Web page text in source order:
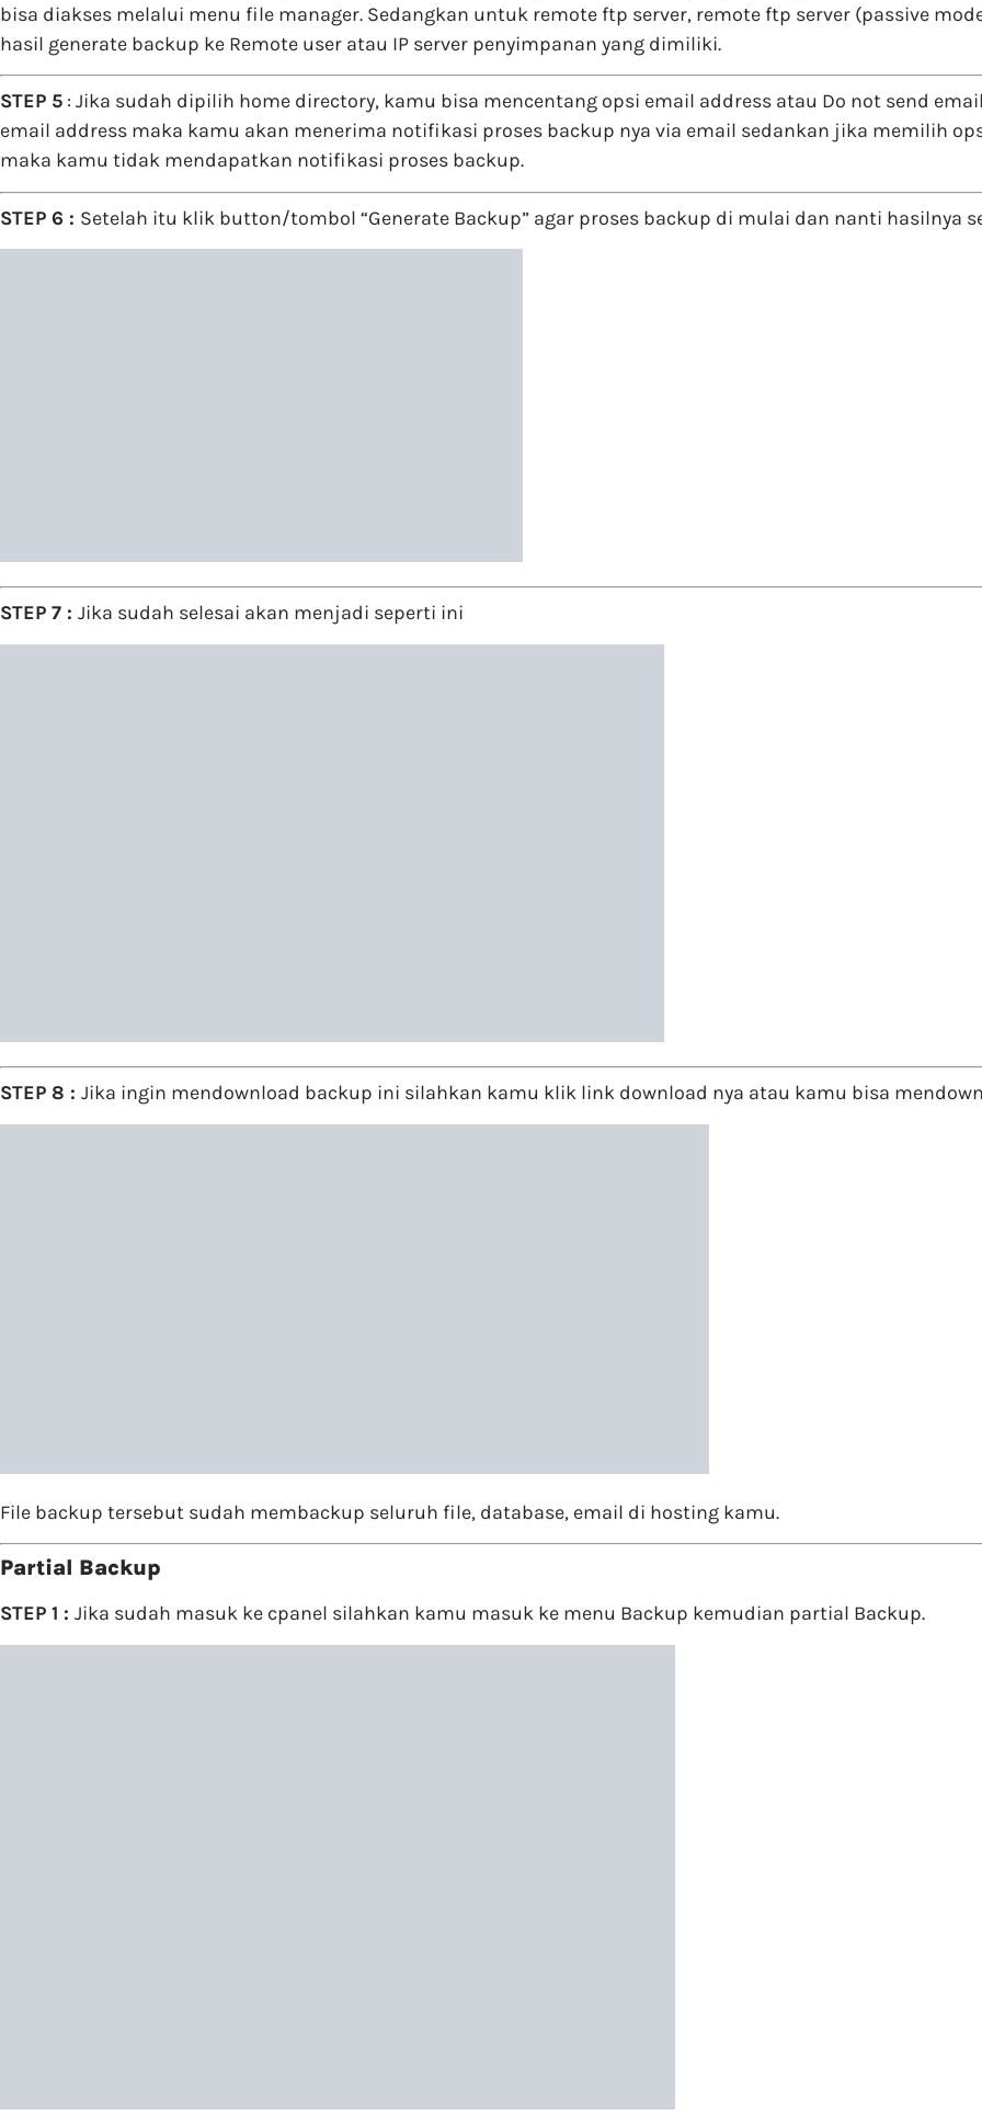
bisa diakses melalui menu file manager. Sedangkan untuk remote ftp server, remote ftp server (passive
hasil generate backup ke Remote user atau IP server penyimpanan yang dimiliki.
STEP 5 : Jika sudah dipilih home directory, kamu bisa mencentang opsi email address atau Do not send
email address maka kamu akan menerima notifikasi proses backup nya via email sedankan jika memilih
maka kamu tidak mendapatkan notifikasi proses backup.
STEP 6 : Setelah itu klik button/tombol “Generate Backup” agar proses backup di mulai dan nanti hasilnya
STEP 7 : Jika sudah selesai akan menjadi seperti ini
STEP 8 : Jika ingin mendownload backup ini silahkan kamu klik link download nya atau kamu bisa
File backup tersebut sudah membackup seluruh file, database, email di hosting kamu.
Partial Backup
STEP 1 : Jika sudah masuk ke cpanel silahkan kamu masuk ke menu Backup kemudian partial Backup.